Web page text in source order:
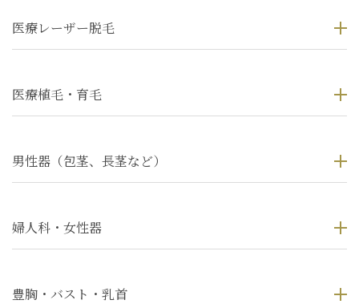
医療レーザー脱毛
医療植毛・育毛
男性器（包茎、長茎など）
婦人科・女性器
豊胸・バスト・乳首